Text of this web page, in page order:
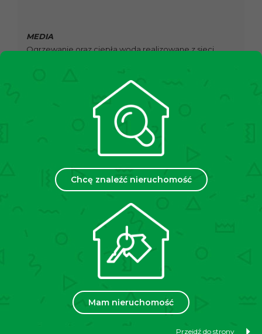
Chcę znaleźć nieruchomość
Mam nieruchomość
Przejdź do strony
MEDIA
Ogrzewanie oraz ciepła woda realizowane z sieci
Budynek położony jest w spokojnej dzielnicy
Grzegórzki, która charakteryzuje się doskonałym
połączeniem zieleni, spokoju oraz bliskości centrum. W
okolicy znajdują się malownicze tereny spacerowe, jak
ścieżki rowerowe, które zapewniają idealne warunki
do rekreacji na świeżym powietrzu. Dąbie to również
doskonałe miejsce dla osób ceniących sobie dobrą
komunikację miejską – szybki dostęp do linii
tramwajowych i autobusowych umożliwia sprawne
poruszanie się po Krakowie. Dzielnica posiada
rozwiniętą infrastrukturę, w tym szkoły, przedszkola,
bardzo wygodnym miejscem do życia.
– Tramwaj przystanek Teatr Variete (350 m)
– Autobus przystanek Teatr Variete (300 m)